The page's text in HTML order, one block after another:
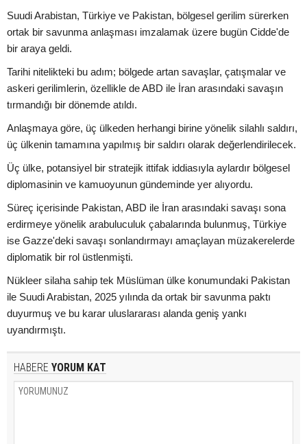
Suudi Arabistan, Türkiye ve Pakistan, bölgesel gerilim sürerken
ortak bir savunma anlaşması imzalamak üzere bugün Cidde'de
bir araya geldi.
Tarihi nitelikteki bu adım; bölgede artan savaşlar, çatışmalar ve
askeri gerilimlerin, özellikle de ABD ile İran arasındaki savaşın
tırmandığı bir dönemde atıldı.
Anlaşmaya göre, üç ülkeden herhangi birine yönelik silahlı saldırı,
üç ülkenin tamamına yapılmış bir saldırı olarak değerlendirilecek.
Üç ülke, potansiyel bir stratejik ittifak iddiasıyla aylardır bölgesel
diplomasinin ve kamuoyunun gündeminde yer alıyordu.
Süreç içerisinde Pakistan, ABD ile İran arasındaki savaşı sona
erdirmeye yönelik arabuluculuk çabalarında bulunmuş, Türkiye
ise Gazze'deki savaşı sonlandırmayı amaçlayan müzakerelerde
diplomatik bir rol üstlenmişti.
Nükleer silaha sahip tek Müslüman ülke konumundaki Pakistan
ile Suudi Arabistan, 2025 yılında da ortak bir savunma paktı
duyurmuş ve bu karar uluslararası alanda geniş yankı
uyandırmıştı.
HABERE YORUM KAT